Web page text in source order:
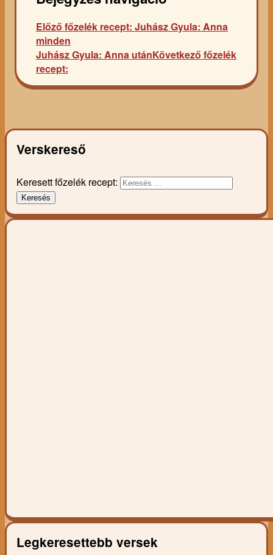
Előző főzelék recept: Juhász Gyula: Anna
minden
Juhász Gyula: Anna utánKövetkező főzelék
recept:
Verskereső
Keresett főzelék recept:
Keresés
Legkeresettebb versek